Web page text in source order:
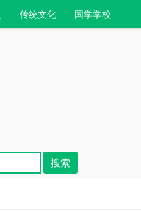
传统文化 国学学校